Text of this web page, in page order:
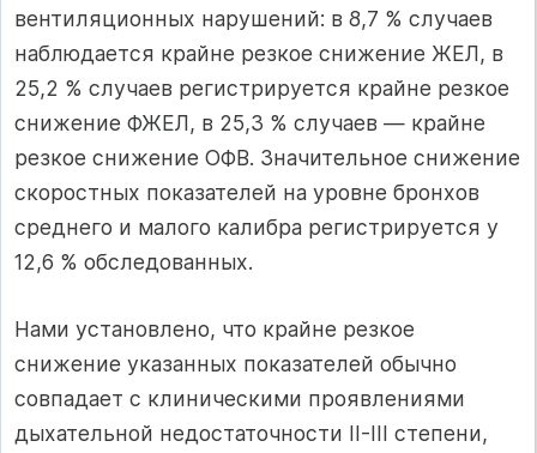
вентиляционных нарушений: в 8,7 % случаев
наблюдается крайне резкое снижение ЖЕЛ, в
25,2 % случаев регистрируется крайне резкое
снижение ФЖЕЛ, в 25,3 % случаев — крайне
резкое снижение ОФВ. Значительное снижение
скоростных показателей на уровне бронхов
среднего и малого калибра регистрируется у
12,6 % обследованных.
Нами установлено, что крайне резкое
снижение указанных показателей обычно
совпадает с клиническими проявлениями
дыхательной недостаточности II-III степени,